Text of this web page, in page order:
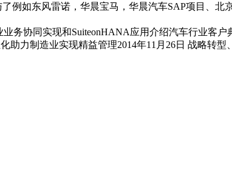
例如东风雷诺，华晨宝马，华晨汽车SAP项目、
务协同实现和SuiteonHANA应用介绍汽车行业客
力制造业实现精益管理2014年11月26日 战略转